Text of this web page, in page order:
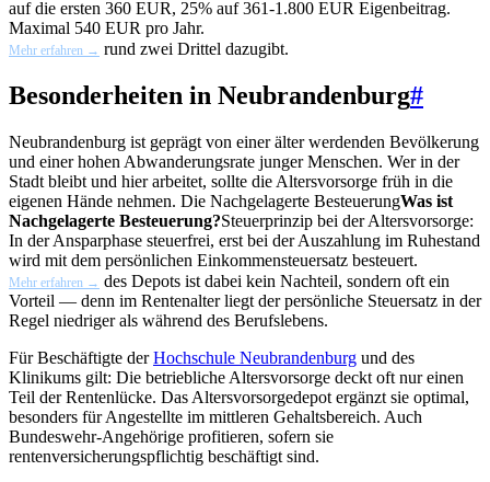
auf die ersten 360 EUR, 25% auf 361-1.800 EUR Eigenbeitrag.
Maximal 540 EUR pro Jahr.
Mehr erfahren → rund zwei Drittel dazugibt.
Besonderheiten in Neubrandenburg#
Neubrandenburg ist geprägt von einer älter werdenden Bevölkerung
und einer hohen Abwanderungsrate junger Menschen. Wer in der
Stadt bleibt und hier arbeitet, sollte die Altersvorsorge früh in die
eigenen Hände nehmen. Die Nachgelagerte BesteuerungWas ist
Nachgelagerte Besteuerung?Steuerprinzip bei der Altersvorsorge:
In der Ansparphase steuerfrei, erst bei der Auszahlung im Ruhestand
wird mit dem persönlichen Einkommensteuersatz besteuert.
Mehr erfahren → des Depots ist dabei kein Nachteil, sondern oft ein
Vorteil — denn im Rentenalter liegt der persönliche Steuersatz in der
Regel niedriger als während des Berufslebens.
Für Beschäftigte derHochschule Neubrandenburg und des
Klinikums gilt: Die betriebliche Altersvorsorge deckt oft nur einen
Teil der Rentenlücke. Das Altersvorsorgedepot ergänzt sie optimal,
besonders für Angestellte im mittleren Gehaltsbereich. Auch
Bundeswehr-Angehörige profitieren, sofern sie
rentenversicherungspflichtig beschäftigt sind.